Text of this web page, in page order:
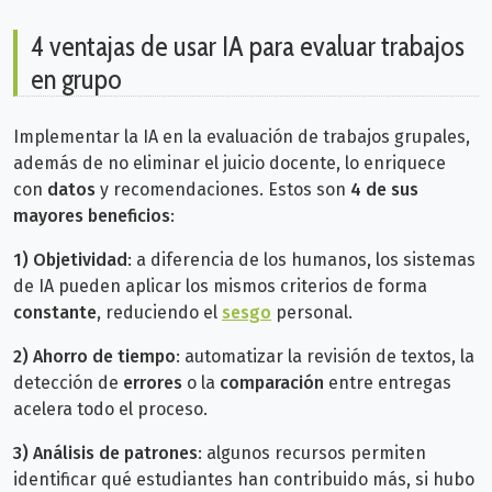
4 ventajas de usar IA para evaluar trabajos
en grupo
Implementar la IA en la evaluación de trabajos grupales,
además de no eliminar el juicio docente, lo enriquece
con datos y recomendaciones. Estos son 4 de sus
mayores beneficios:
1) Objetividad : a diferencia de los humanos, los sistemas
de IA pueden aplicar los mismos criterios de forma
constante, reduciendo el sesgo personal.
2) Ahorro de tiempo: automatizar la revisión de textos, la
detección de errores o la comparación entre entregas
acelera todo el proceso.
3) Análisis de patrones: algunos recursos permiten
identificar qué estudiantes han contribuido más, si hubo